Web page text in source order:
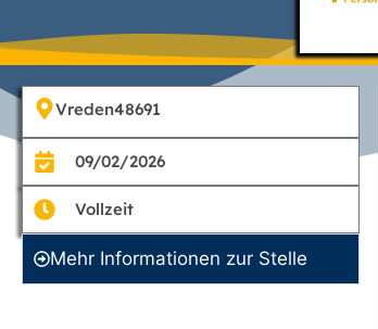
Vreden48691
09/02/2026
Vollzeit
Mehr Informationen zur Stelle